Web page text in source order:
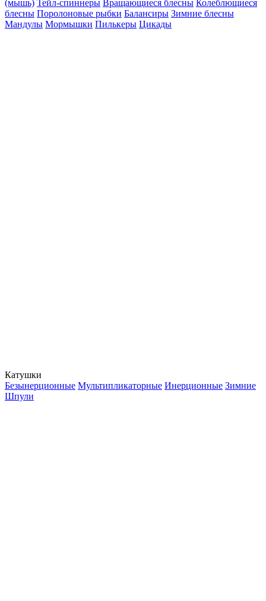
(мышь) Тейл-спиннеры Вращающиеся блесны Колеблющиеся
блесны Поролоновые рыбки Балансиры Зимние блесны
Мандулы Мормышки Пилькеры Цикады
Катушки
Безынерционные Мультипликаторные Инерционные Зимние
Шпули